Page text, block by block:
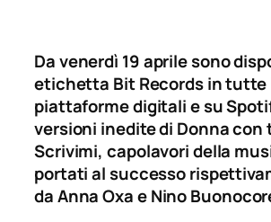
Da venerdì 19 aprile sono
etichetta Bit Records in tutte
piattaforme digitali e su
versioni inedite di Donna con
Scrivimi, capolavori della
portati al successo
daAnna OxaeNino